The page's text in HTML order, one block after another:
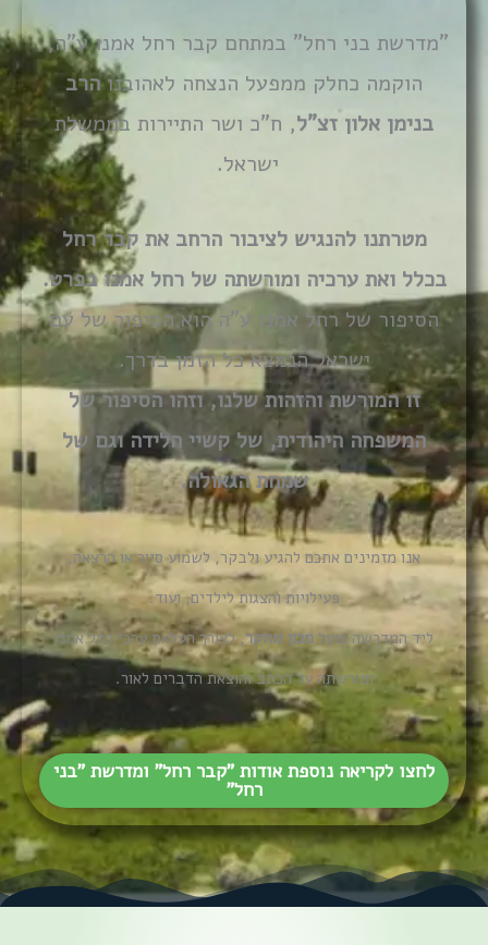
"מדרשת בני רחל" במתחם קבר רחל אמנו ע"ה,
הוקמה כחלק ממפעל הנצחה לאהובנוהרב
בנימן אלון זצ"ל, ח"כ ושר התיירות בממשלת
ישראל.
מטרתנולהנגיש לציבור הרחב את קבר רחל
בכלל ואת ערכיה ומורשתה של רחל אמנו בפרט.
הסיפור של רחל אמנו ע"ה הוא הסיפור של עם
ישראל הנמצא כל הזמן בדרך.
זו המורשת והזהות שלנו, וזהו הסיפור של
המשפחה היהודית, של קשיי הלידה וגם של
שמחת הגאולה.
אנו מזמינים אתכם להגיע ולבקר, לשמוע סיור או הרצאה,
פעילויות והצגות לילדים, ועוד.
ליד המדרשה פועל מכון מחקר, לצורך העלאת ערכי רחל אמנו
ומורשתה על הכתב והוצאת הדברים לאור.
לחצו לקריאה נוספת אודות "קבר רחל" ומדרשת "בני
רחל"